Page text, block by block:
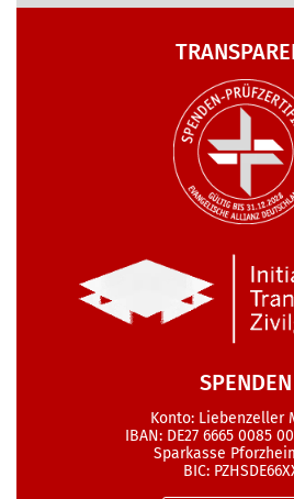
SPENDEN
Konto: Liebenzeller
IBAN: DE27 6665 0085
Sparkasse
BIC: